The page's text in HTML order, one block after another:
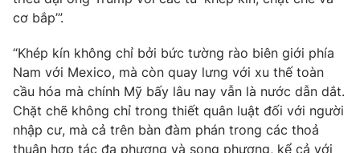
Hitech Công nghệ tương lai
Sản phẩm
Thị trường
Tư vấn
Giao lưu trực tuyến
Lịch phát sóng
Chuyên mục khác
cơ bắp’”.
“Khép kín không chỉ bởi bức tường rào biên giới phía
Nam với Mexico, mà còn quay lưng với xu thế toàn
cầu hóa mà chính Mỹ bấy lâu nay vẫn là nước dẫn dắt.
Chặt chẽ không chỉ trong thiết quân luật đối với người
nhập cư, mà cả trên bàn đàm phán trong các thoả
thuận hợp tác đa phương và song phương, kể cả với